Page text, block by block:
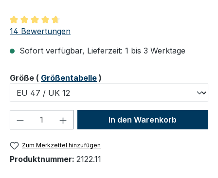
Durchschnittliche Bewertung von 4.86 von 5 Sternen
14 Bewertungen
Sofort verfügbar, Lieferzeit: 1 bis 3 Werktage
Größeauswählen
( Größentabelle )
Produkt Anzahl: Gib denIn den Warenkorb
Zum Merkzettel hinzufügen
Produktnummer: 2122.11